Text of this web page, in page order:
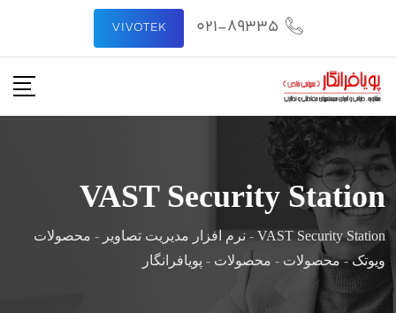
021-89335
VIVOTEK
VAST Security Station
VAST Security Station
- نرم افزار مدیریت تصاویر - محصولات
ویوتک-محصولات - محصولات - پویافرانگار